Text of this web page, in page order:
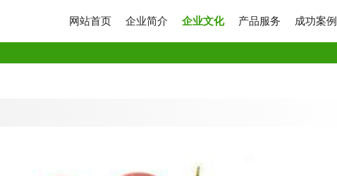
网站首页 企业简介 企业文化 产品服务 成功案例